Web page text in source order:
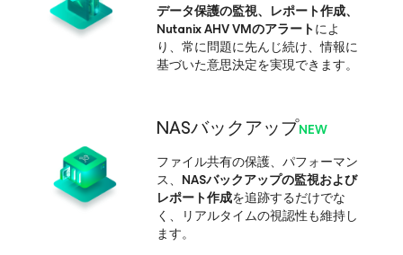
データ保護の監視、レポート作成、
Nutanix AHV VMのアラートによ
り、常に問題に先んじ続け、情報に
基づいた意思決定を実現できます。
NASバックアップNEW
ファイル共有の保護、パフォーマン
ス、 NASバックアップの監視および
レポート作成を追跡するだけでな
く、リアルタイムの視認性も維持し
ます。